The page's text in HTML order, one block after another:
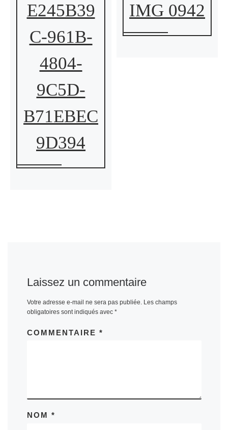
E245B39
C-961B-
4804-
9C5D-
B71EBEC
9D394
IMG 0942
Laissez un commentaire
Votre adresse e-mail ne sera pas publiée. Les champs
obligatoires sont indiqués avec *
COMMENTAIRE *
NOM *